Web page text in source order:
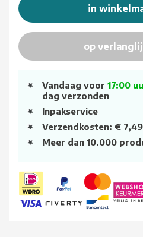
in
op
Vandaag voor 17:00
dag verzonden
Inpakservice
Verzendkosten: € 7,49
Meer dan 10.000